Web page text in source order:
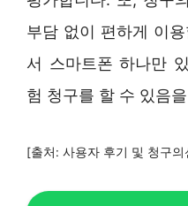
부담 없이 편하게 이
서 스마트폰 하나만
험 청구를 할 수 있음
[출처: 사용자 후기 및 청구